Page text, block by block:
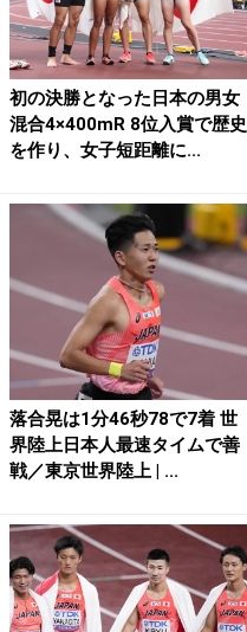
初の決勝となった日本の男女
混合4×400mR 8位入賞で歴史
を作り、女子短距離に...
落合晃は1分46秒78で7着 世
界陸上日本人最速タイムで善
戦／東京世界陸上 | ...